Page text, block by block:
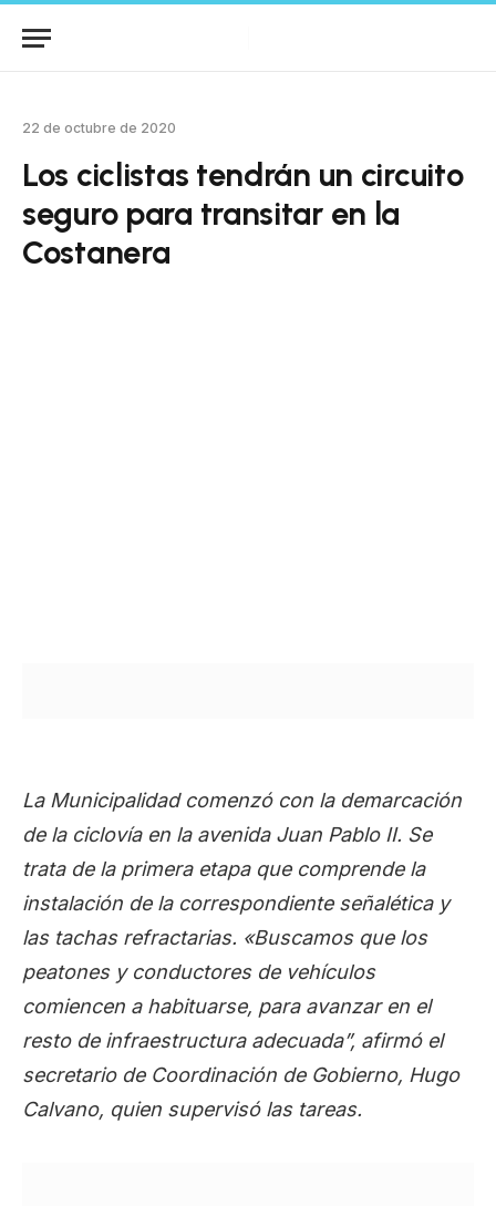
22 de octubre de 2020
Los ciclistas tendrán un circuito
seguro para transitar en la
Costanera
La Municipalidad comenzó con la demarcación
de la ciclovía en la avenida Juan Pablo II. Se
trata de la primera etapa que comprende la
instalación de la correspondiente señalética y
las tachas refractarias. «Buscamos que los
peatones y conductores de vehículos
comiencen a habituarse, para avanzar en el
resto de infraestructura adecuada”, afirmó el
secretario de Coordinación de Gobierno, Hugo
Calvano, quien supervisó las tareas.